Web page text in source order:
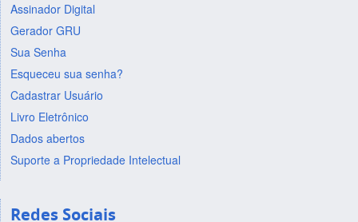
Assinador Digital
Gerador GRU
Sua Senha
Esqueceu sua senha?
Cadastrar Usuário
Livro Eletrônico
Dados abertos
Suporte a Propriedade Intelectual
Redes Sociais